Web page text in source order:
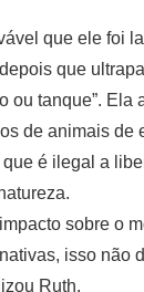
que ele foi
que
ou tanque”. Ela
de animais de
é ilegal a
sobre o
isso não
Ruth.